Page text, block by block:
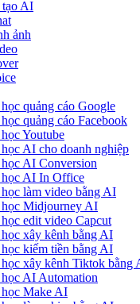
tạo AI
ảnh
quảng cáo Google
quảng cáo Facebook
Youtube
AI cho doanh nghiệp
AI Conversion
AI In Office
làm video bằng AI
Midjourney AI
edit video Capcut
xây kênh bằng AI
kiếm tiền bằng AI
xây kênh Tiktok bằng
AI Automation
Make AI